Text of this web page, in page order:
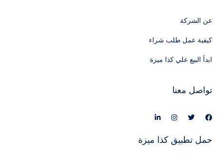
عن الشركة
كيفية عمل طلب شراء
ابدأ البيع علي كذا ميزة
تواصل معنا
حمل تطبيق كذا ميزة